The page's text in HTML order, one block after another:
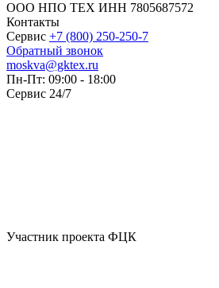
ООО НПО ТЕХ ИНН 7805687572
Контакты
Сервис +7 (800) 250-250-7
Обратный звонок
moskva@gktex.ru
Пн-Пт: 09:00 - 18:00
Сервис 24/7
Участник проекта ФЦК